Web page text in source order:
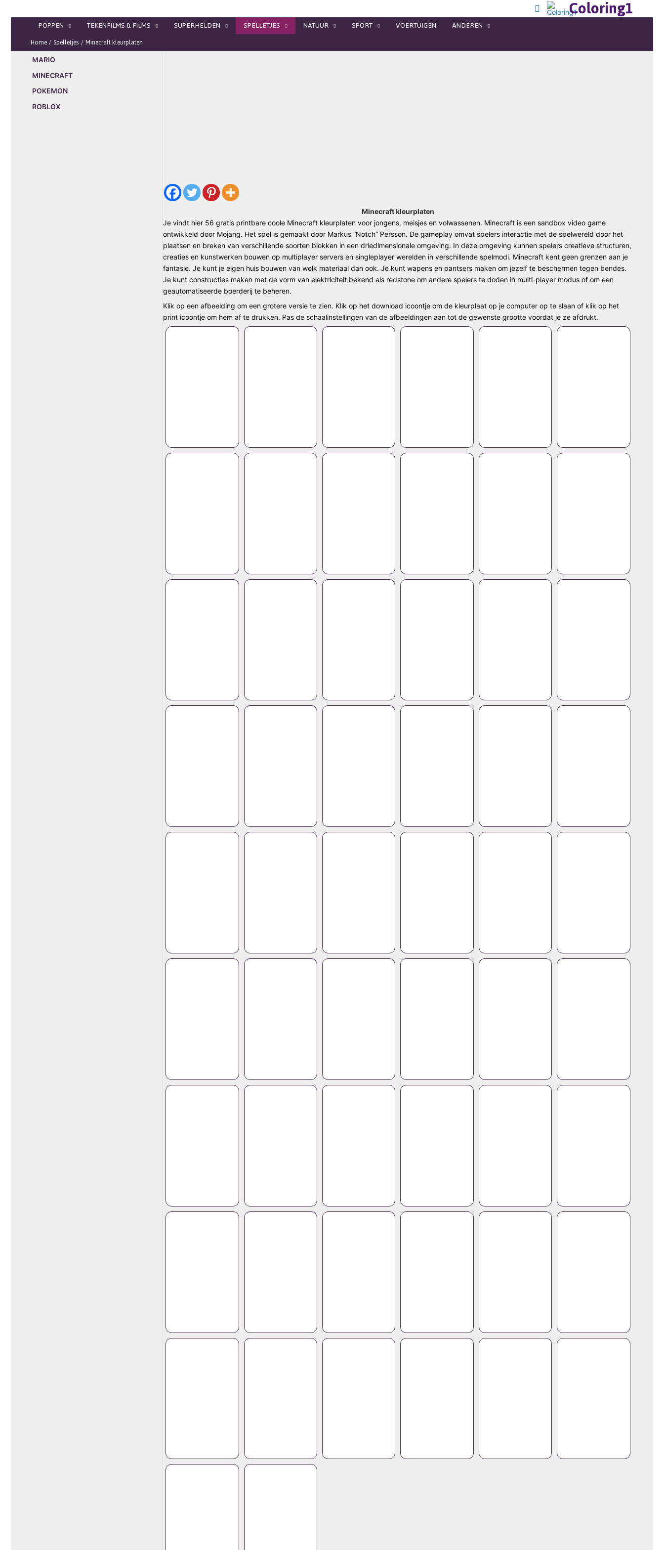
naar
Coloring1
POPPEN TEKENFILMS & FILMS SUPERHELDEN SPELLETJES NATUUR SPORT VOERTUIGEN ANDEREN
Home Spelletjes Minecraft kleurplaten
MARIO
MINECRAFT
POKEMON
ROBLOX
Minecraft kleurplaten
Je vindt hier 56 gratis printbare coole Minecraft kleurplaten voor jongens, meisjes en volwassenen. Minecraft is een sandbox video game
ontwikkeld door Mojang. Het spel is gemaakt door Markus “Notch” Persson. De gameplay omvat spelers interactie met de spelwereld door het
plaatsen en breken van verschillende soorten blokken in een driedimensionale omgeving. In deze omgeving kunnen spelers creatieve structuren,
creaties en kunstwerken bouwen op multiplayer servers en singleplayer werelden in verschillende spelmodi. Minecraft kent geen grenzen aan je
fantasie. Je kunt je eigen huis bouwen van welk materiaal dan ook. Je kunt wapens en pantsers maken om jezelf te beschermen tegen bendes.
Je kunt constructies maken met de vorm van elektriciteit bekend als redstone om andere spelers te doden in multi-player modus of om een
geautomatiseerde boerderij te beheren.
Klik op een afbeelding om een grotere versie te zien. Klik op het download icoontje om de kleurplaat op je computer op te slaan of klik op het
print icoontje om hem af te drukken. Pas de schaalinstellingen van de afbeeldingen aan tot de gewenste grootte voordat je ze afdrukt.